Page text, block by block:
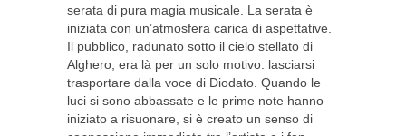
serata di pura magia musicale. La serata è
iniziata con un’atmosfera carica di aspettative.
Il pubblico, radunato sotto il cielo stellato di
Alghero, era là per un solo motivo: lasciarsi
trasportare dalla voce di Diodato. Quando le
luci si sono abbassate e le prime note hanno
iniziato a risuonare, si è creato un senso di